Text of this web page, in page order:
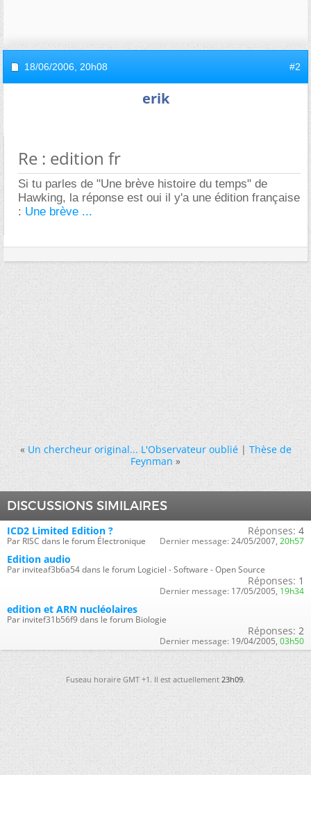
18/06/2006, 20h08 #2
erik
Re : edition fr
Si tu parles de "Une brève histoire du temps" de
Hawking, la réponse est oui il y'a une édition française
: Une brève ...
« Un chercheur original... L'Observateur oublié|Thèse de
Feynman »
DISCUSSIONS SIMILAIRES
ICD2 Limited Edition ?
Par RISC dans le forum Électronique
Réponses: 4
Dernier message: 24/05/2007, 20h57
Edition audio
Par inviteaf3b6a54 dans le forum Logiciel - Software - Open Source
Réponses: 1
Dernier message: 17/05/2005, 19h34
edition et ARN nucléolaires
Par invitef31b56f9 dans le forum Biologie
Réponses: 2
Dernier message: 19/04/2005, 03h50
Fuseau horaire GMT +1. Il est actuellement23h09.